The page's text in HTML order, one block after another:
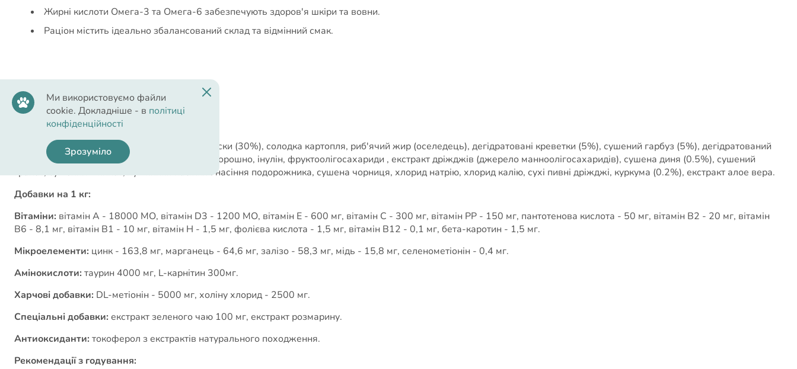
Жирні кислоти Омега-3 та Омега-6 забезпечують здоров'я шкіри та вовни.
Раціон містить ідеально збалансований склад та відмінний смак.
Cклад
тріска (32%), дегідратований білок тріски (30%), солодка картопля, риб'ячий жир (оселедець), дегідратовані креветки (5%), сушений гарбуз (5%), дегідратований
білок оселедця, сушена морква, люцернове борошно, інулін, фруктоолігосахариди , екстракт дріжджів (джерело манноолігосахаридів), сушена диня (0.5%), сушений
гранат, сушений шпинат, лушпиння насіння і насіння подорожника, сушена чорниця, хлорид натрію, хлорид калію, сухі пивні дріжджі, куркума (0.2%), екстракт алое вера.
Добавки на 1 кг:
Вітаміни: вітамін А - 18000 МО, вітамін D3 - 1200 МО, вітамін Е - 600 мг, вітамін С - 300 мг, вітамін РР - 150 мг, пантотенова кислота - 50 мг, вітамін В2 - 20 мг, вітамін
В6 - 8,1 мг, вітамін В1 - 10 мг, вітамін Н - 1,5 мг, фолієва кислота - 1,5 мг, вітамін В12 - 0,1 мг, бета-каротин - 1,5 мг.
Мікроелементи: цинк - 163,8 мг, марганець - 64,6 мг, залізо - 58,3 мг, мідь - 15,8 мг, селенометіонін - 0,4 мг.
Амінокислоти: таурин 4000 мг, L-карнітин 300мг.
Харчові добавки: DL-метіонін - 5000 мг, холіну хлорид - 2500 мг.
Спеціальні добавки: екстракт зеленого чаю 100 мг, екстракт розмарину.
Антиоксиданти: токоферол з екстрактів натурального походження.
Рекомендації з годування:
Ми використовуємо файли
cookie. Докладніше - в політиці
конфіденційності
Зрозуміло